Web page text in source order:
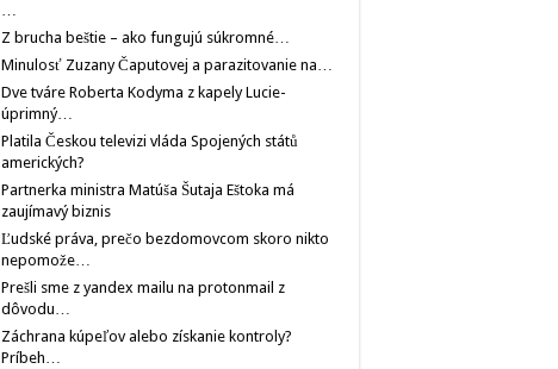
…
Z brucha beštie – ako fungujú súkromné…
Minulosť Zuzany Čaputovej a parazitovanie na…
Dve tváre Roberta Kodyma z kapely Lucie-
úprimný…
Platila Českou televizi vláda Spojených států
amerických?
Partnerka ministra Matúša Šutaja Eštoka má
zaujímavý biznis
Ľudské práva, prečo bezdomovcom skoro nikto
nepomože…
Prešli sme z yandex mailu na protonmail z
dôvodu…
Záchrana kúpeľov alebo získanie kontroly?
Príbeh…